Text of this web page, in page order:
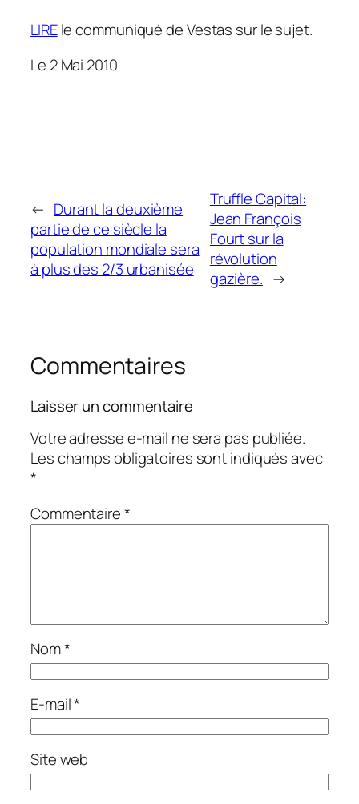
LIREle communiqué de Vestas sur le sujet.
Le 2 Mai 2010
← Durant la deuxième
partie de ce siècle la
population mondiale sera
à plus des 2/3 urbanisée
Truffle Capital:
Jean François
Fourt sur la
révolution
gazière. →
Commentaires
Laisser un commentaire
Votre adresse e-mail ne sera pas publiée.
Les champs obligatoires sont indiqués avec
*
Commentaire*
Nom*
E-mail*
Site web